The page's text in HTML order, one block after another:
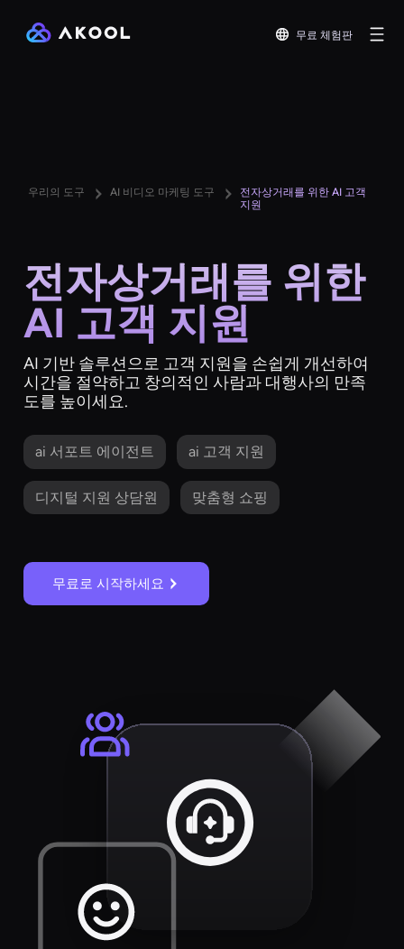
무료 체험판
우리의 도구 AI 비디오 마케팅 도구
전자상거래를 위한 AI 고객
지원
전자상거래를 위한
AI 고객 지원
AI 기반 솔루션으로 고객 지원을 손쉽게 개선하여
시간을 절약하고 창의적인 사람과 대행사의 만족
도를 높이세요.
ai 서포트 에이전트 ai 고객 지원
디지털 지원 상담원 맞춤형 쇼핑
무료로 시작하세요